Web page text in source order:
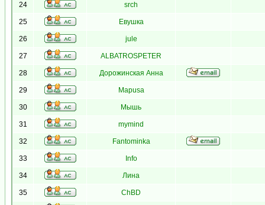
24 srch
25 Евушка
26 jule
27 ALBATROSPETER
28 Дорожинская Анна
29 Mapusa
30 Мышь
31 mymind
32 Fantominka
33 Info
34 Лина
35 ChBD